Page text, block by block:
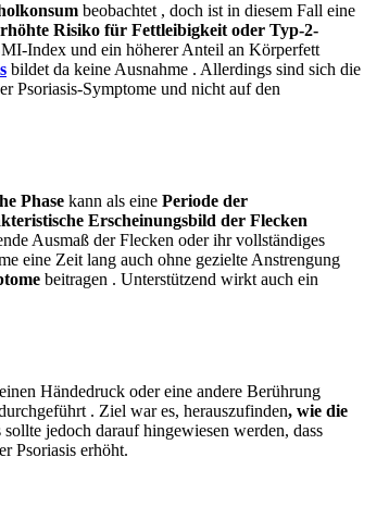
beobachtet , doch ist in diesem Fall eine
Risiko für Fettleibigkeit oder Typ-2-
Index und ein höherer Anteil an Körperfett
bildet da keine Ausnahme . Allerdings sind sich die
Psoriasis-Symptome und nicht auf den
Phase kann als eine Periode der
Erscheinungsbild der Flecken
Ausmaß der Flecken oder ihr vollständiges
eine Zeit lang auch ohne gezielte Anstrengung
beitragen . Unterstützend wirkt auch ein
Händedruck oder eine andere Berührung
. Ziel wares, herauszufinden, wie die
sollte jedoch darauf hingewiesen werden, dass
Psoriasis erhöht.